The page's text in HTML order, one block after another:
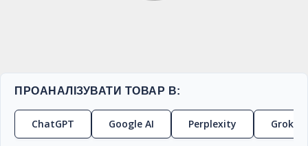
ПРОАНАЛІЗУВАТИ ТОВАР В:
ChatGPT Google AI Perplexity Grok